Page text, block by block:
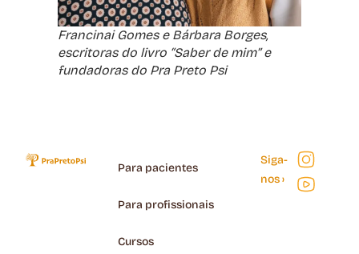
Francinai Gomes e Bárbara Borges,
escritoras do livro “Saber de mim” e
fundadoras do Pra Preto Psi
Para pacientes
Para profissionais
Cursos
Siga-
nos ›